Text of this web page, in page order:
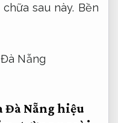
sau này. Bền
Đà Nẵng hiệu